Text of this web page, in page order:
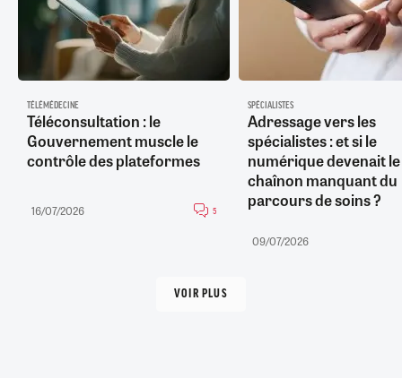
TÉLÉMÉDECINE
Téléconsultation : le
Gouvernement muscle le
contrôle des plateformes
16/07/2026 5
SPÉCIALISTES
Adressage vers les
spécialistes : et si le
numérique devenait le
chaînon manquant du
parcours de soins ?
09/07/2026
VOIR PLUS